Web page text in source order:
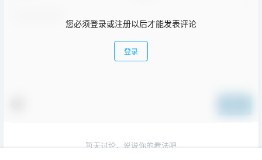
您必须登录或注册以后才能发表评论
登录
暂无讨论，说说你的看法吧